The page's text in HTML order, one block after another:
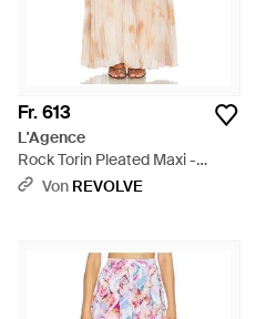
Fr. 613
L'Agence
Rock Torin Pleated Maxi -
Natur
Von REVOLVE